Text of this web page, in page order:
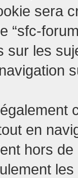
sera
“sfc-
sur les
en
hors